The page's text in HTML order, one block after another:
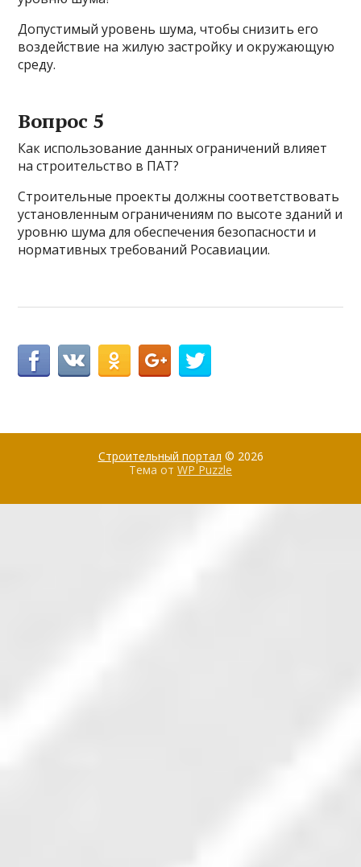
Допустимый уровень шума, чтобы снизить его
воздействие на жилую застройку и окружающую
среду.
Вопрос 5
Как использование данных ограничений влияет
на строительство в ПАТ?
Строительные проекты должны соответствовать
установленным ограничениям по высоте зданий и
уровню шума для обеспечения безопасности и
нормативных требований Росавиации.
Строительный портал © 2026
Тема от WP Puzzle